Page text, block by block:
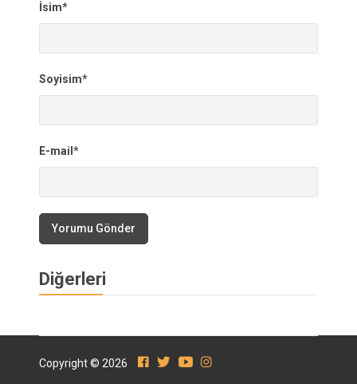
İsim*
Soyisim*
E-mail*
Yorumu Gönder
Diğerleri
Copyright © 2026